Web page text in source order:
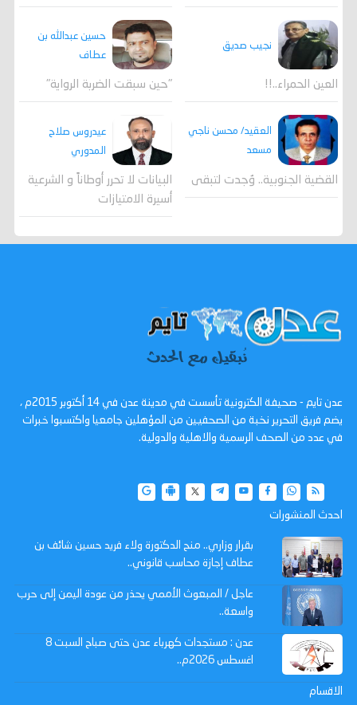
نجيب صديق
العين الحمراء..!!
حسين عبدالله بن
عطاف
"حين سبقت الضربة الرواية"
العقيد/ محسن ناجي
مسعد
القضية الجنوبية.. وُجدت لتبقى
عيدروس صلاح
المدوري
البيانات لا تحرر أوطاناً و الشرعية
أسيرة الامتيازات
عدن تايم - صحيفة الكترونية تأسست في مدينة عدن في 14 أكتوبر 2015م ،
يضم فريق التحرير نخبة من الصحفيين من المؤهلين جامعيا واكتسبوا خبرات
في عدد من الصحف الرسمية والاهلية والدولية.
احدث المنشورات
بقرار وزاري.. منح الدكتورة ولاء فريد حسين شائف بن
عطاف إجازة محاسب قانوني..
عاجل / المبعوث الأممي يحذر من عودة اليمن إلى حرب
واسعة..
عدن : مستجدات كهرباء عدن حتى صباح السبت 8
اغسطس 2026م..
الاقسام